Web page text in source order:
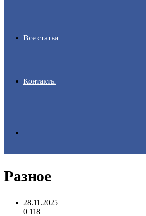
Все статьи
Контакты
for
Разное
28.11.2025
0 118